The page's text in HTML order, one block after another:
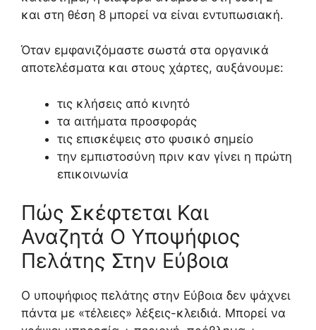
και στη θέση 8 μπορεί να είναι εντυπωσιακή.
Όταν εμφανιζόμαστε σωστά στα οργανικά
αποτελέσματα και στους χάρτες, αυξάνουμε:
τις κλήσεις από κινητό
τα αιτήματα προσφοράς
τις επισκέψεις στο φυσικό σημείο
την εμπιστοσύνη πριν καν γίνει η πρώτη
επικοινωνία
Πώς Σκέφτεται Και
Αναζητά Ο Υποψήφιος
Πελάτης Στην Εύβοια
Ο υποψήφιος πελάτης στην Εύβοια δεν ψάχνει
πάντα με «τέλειες» λέξεις-κλειδιά. Μπορεί να